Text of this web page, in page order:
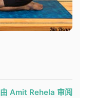
由 Amit Rehela 审阅